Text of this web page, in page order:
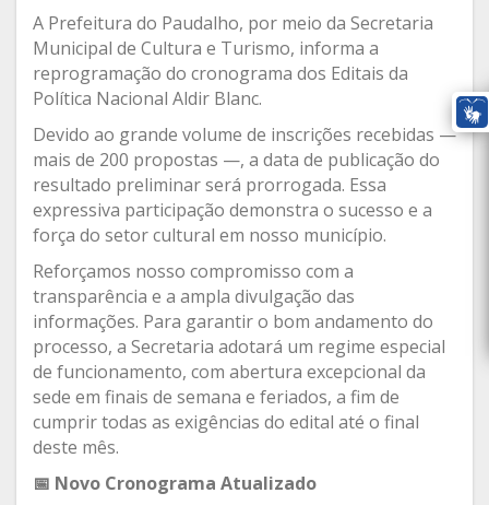
A Prefeitura do Paudalho, por meio da Secretaria
Municipal de Cultura e Turismo, informa a
reprogramação do cronograma dos Editais da
Política Nacional Aldir Blanc.
Devido ao grande volume de inscrições recebidas —
mais de 200 propostas —, a data de publicação do
resultado preliminar será prorrogada. Essa
expressiva participação demonstra o sucesso e a
força do setor cultural em nosso município.
Reforçamos nosso compromisso com a
transparência e a ampla divulgação das
informações. Para garantir o bom andamento do
processo, a Secretaria adotará um regime especial
de funcionamento, com abertura excepcional da
sede em finais de semana e feriados, a fim de
cumprir todas as exigências do edital até o final
deste mês.
📅 Novo Cronograma Atualizado